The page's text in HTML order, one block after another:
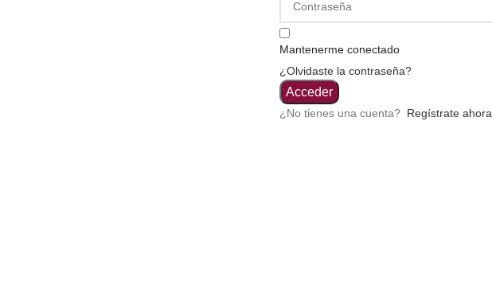
Mantenerme conectado
¿Olvidaste la contraseña?
Acceder
¿No tienes una cuenta? Regístrate ahora